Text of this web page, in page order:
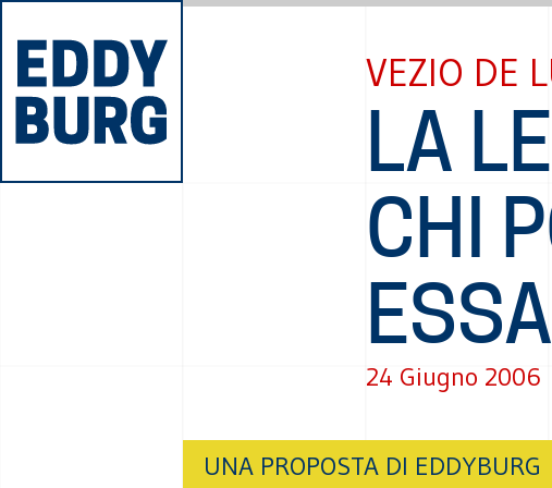
VEZIO DE
LA
CHI
24 Giugno 2006
UNA PROPOSTA DI EDDYBURG